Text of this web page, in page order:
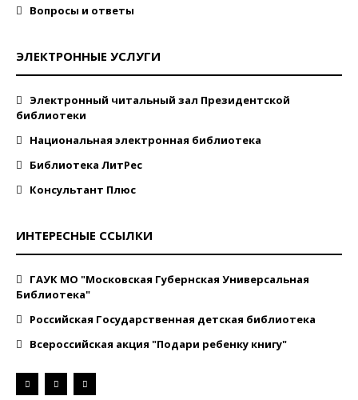
Вопросы и ответы
ЭЛЕКТРОННЫЕ УСЛУГИ
Электронный читальный зал Президентской
библиотеки
Национальная электронная библиотека
Библиотека ЛитРес
Консультант Плюс
ИНТЕРЕСНЫЕ ССЫЛКИ
ГАУК МО "Московская Губернская Универсальная
Библиотека"
Российская Государственная детская библиотека
Всероссийская акция "Подари ребенку книгу"